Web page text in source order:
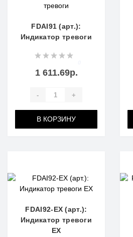
FDAI91 (арт.):
Индикатор тревоги
1 611.69р.
- +
В КОРЗИНУ
FDAI92-EX (арт.):
Индикатор тревоги
EX